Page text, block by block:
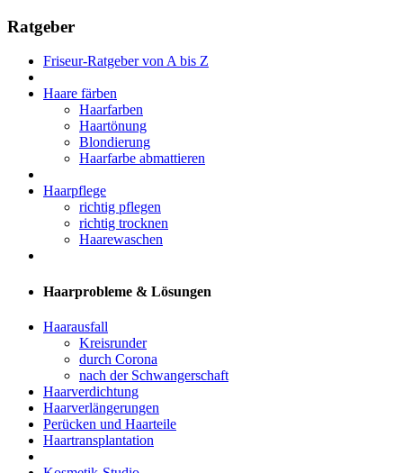
Ratgeber
Friseur-Ratgeber von A bis Z
Haare färben
Haarfarben
Haartönung
Blondierung
Haarfarbe abmattieren
Haarpflege
richtig pflegen
richtig trocknen
Haarewaschen
Haarprobleme & Lösungen
Haarausfall
Kreisrunder
durch Corona
nach der Schwangerschaft
Haarverdichtung
Haarverlängerungen
Perücken und Haarteile
Haartransplantation